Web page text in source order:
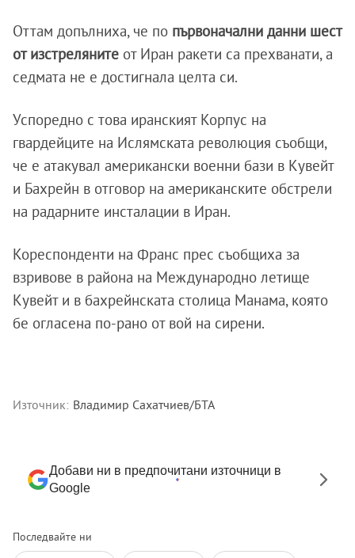
Оттам допълниха, че по първоначални данни шест
от изстреляните от Иран ракети са прехванати, а
седмата не е достигнала целта си.
Успоредно с това иранският Корпус на
гвардейците на Ислямската революция съобщи,
че е атакувал американски военни бази в Кувейт
и Бахрейн в отговор на американските обстрели
на радарните инсталации в Иран.
Кореспонденти на Франс прес съобщиха за
взривове в района на Международно летище
Кувейт и в бахрейнската столица Манама, която
бе огласена по-рано от вой на сирени.
Източник: Владимир Сахатчиев/БТА
Добави ни в предпочитани източници в
Google
Последвайте ни